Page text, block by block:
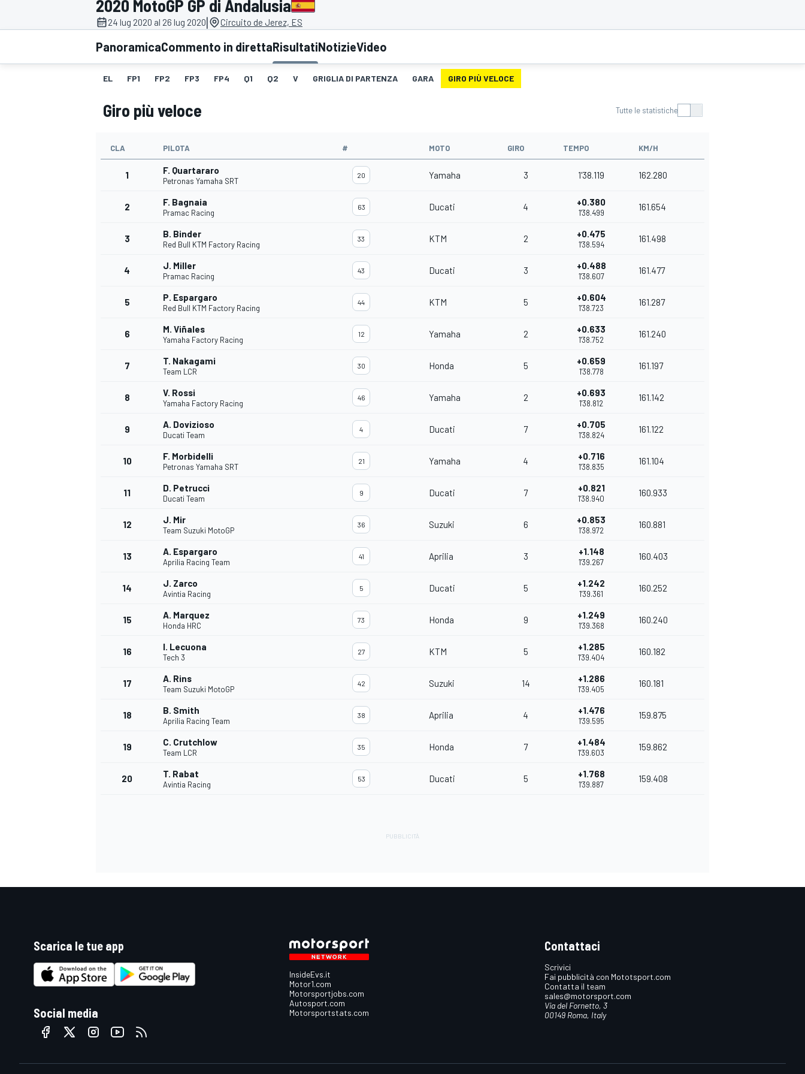
MOTOGP WEC
WRC
MONOPOSTO
ENDURANCE/GT
2020 MotoGP GP di Andalusia
24 lug 2020 al 26 lug 2020| Circuito de Jerez, ES
PanoramicaCommento in direttaRisultatiNotizieVideo
EL FP1 FP2 FP3 FP4 Q1 Q2 V GRIGLIA DI PARTENZA GARA GIRO PIÙ VELOCE
Giro più veloce Tutte le statistiche
CLA PILOTA # MOTO GIRO TEMPO KM/H
1 F. Quartararo
Petronas Yamaha SRT
20 Yamaha 3 1'38.119 162.280
2 F. Bagnaia
Pramac Racing
63 Ducati 4 +0.380
1'38.499
161.654
3 B. Binder
Red Bull KTM Factory Racing
33 KTM 2 +0.475
1'38.594
161.498
4 J. Miller
Pramac Racing
43 Ducati 3 +0.488
1'38.607
161.477
5 P. Espargaro
Red Bull KTM Factory Racing
44 KTM 5 +0.604
1'38.723
161.287
6 M. Viñales
Yamaha Factory Racing
12 Yamaha 2 +0.633
1'38.752
161.240
7 T. Nakagami
Team LCR
30 Honda 5 +0.659
1'38.778
161.197
8 V. Rossi
Yamaha Factory Racing
46 Yamaha 2 +0.693
1'38.812
161.142
9 A. Dovizioso
Ducati Team
4 Ducati 7 +0.705
1'38.824
161.122
10 F. Morbidelli
Petronas Yamaha SRT
21 Yamaha 4 +0.716
1'38.835
161.104
11 D. Petrucci
Ducati Team
9 Ducati 7 +0.821
1'38.940
160.933
12 J. Mir
Team Suzuki MotoGP
36 Suzuki 6 +0.853
1'38.972
160.881
13 A. Espargaro
Aprilia Racing Team
41 Aprilia 3 +1.148
1'39.267
160.403
14 J. Zarco
Avintia Racing
5 Ducati 5 +1.242
1'39.361
160.252
15 A. Marquez
Honda HRC
73 Honda 9 +1.249
1'39.368
160.240
16 I. Lecuona
Tech 3
27 KTM 5 +1.285
1'39.404
160.182
17 A. Rins
Team Suzuki MotoGP
42 Suzuki 14 +1.286
1'39.405
160.181
18 B. Smith
Aprilia Racing Team
38 Aprilia 4 +1.476
1'39.595
159.875
19 C. Crutchlow
Team LCR
35 Honda 7 +1.484
1'39.603
159.862
20 T. Rabat
Avintia Racing
53 Ducati 5 +1.768
1'39.887
159.408
Scarica le tue app
Social media
InsideEvs.it
Motor1.com
Motorsportjobs.com
Autosport.com
Motorsportstats.com
Contattaci
Scrivici
Fai pubblicità con Mototsport.com
Contatta il team
sales@motorsport.com
Via del Fornetto, 3
00149 Roma, Italy